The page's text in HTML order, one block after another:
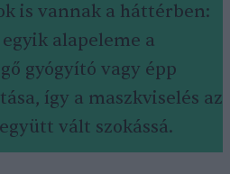
is vannak a háttérben:
alapeleme a
gyógyító vagy épp
így a maszkviselés az
együtt vált szokássá.